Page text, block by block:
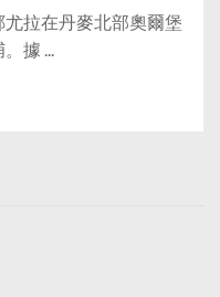
拉在丹麥北部奧爾堡
據 ...